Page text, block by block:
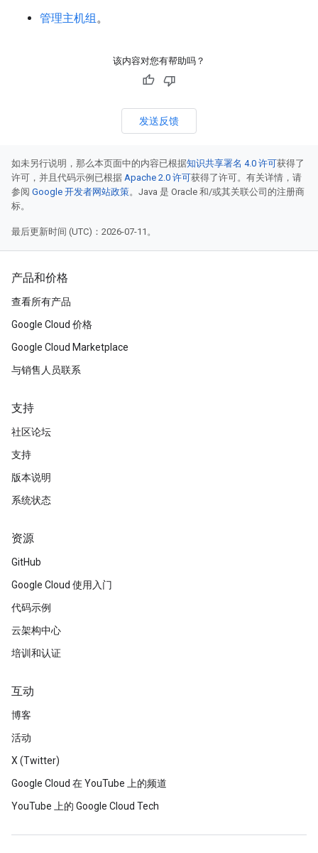
管理主机组。
该内容对您有帮助吗？
发送反馈
如未另行说明，那么本页面中的内容已根据知识共享署名 4.0 许可获得了
许可，并且代码示例已根据 Apache 2.0 许可获得了许可。有关详情，请
参阅 Google 开发者网站政策。Java 是 Oracle 和/或其关联公司的注册商
标。
最后更新时间 (UTC)：2026-07-11。
产品和价格
查看所有产品
Google Cloud 价格
Google Cloud Marketplace
与销售人员联系
支持
社区论坛
支持
版本说明
系统状态
资源
GitHub
Google Cloud 使用入门
代码示例
云架构中心
培训和认证
互动
博客
活动
X (Twitter)
Google Cloud 在 YouTube 上的频道
YouTube 上的 Google Cloud Tech